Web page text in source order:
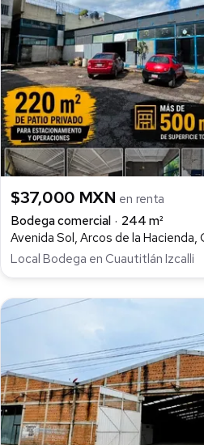
$37,000 MXN en renta
Bodega comercial
244 m²
Avenida Sol, Arcos de la Hacienda,
Local Bodega en Cuautitlán Izcalli